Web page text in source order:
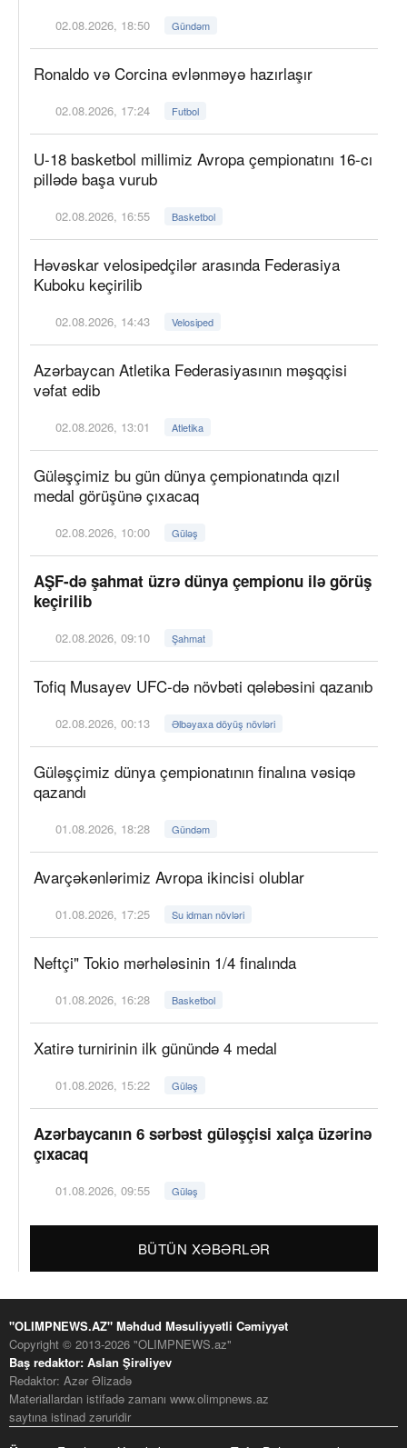
02.08.2026, 18:50 Gündəm
Ronaldo və Corcina evlənməyə hazırlaşır
02.08.2026, 17:24 Futbol
U-18 basketbol millimiz Avropa çempionatını 16-cı
pillədə başa vurub
02.08.2026, 16:55 Basketbol
Həvəskar velosipedçilər arasında Federasiya
Kuboku keçirilib
02.08.2026, 14:43 Velosiped
Azərbaycan Atletika Federasiyasının məşqçisi
vəfat edib
02.08.2026, 13:01 Atletika
Güləşçimiz bu gün dünya çempionatında qızıl
medal görüşünə çıxacaq
02.08.2026, 10:00 Güləş
AŞF-də şahmat üzrə dünya çempionu ilə görüş
keçirilib
02.08.2026, 09:10 Şahmat
Tofiq Musayev UFC-də növbəti qələbəsini qazanıb
02.08.2026, 00:13 Əlbəyaxa döyüş növləri
Güləşçimiz dünya çempionatının finalına vəsiqə
qazandı
01.08.2026, 18:28 Gündəm
Avarçəkənlərimiz Avropa ikincisi olublar
01.08.2026, 17:25 Su idman növləri
Neftçi" Tokio mərhələsinin 1/4 finalında
01.08.2026, 16:28 Basketbol
Xatirə turnirinin ilk günündə 4 medal
01.08.2026, 15:22 Güləş
Azərbaycanın 6 sərbəst güləşçisi xalça üzərinə
çıxacaq
01.08.2026, 09:55 Güləş
BÜTÜN XƏBƏRLƏR
"OLIMPNEWS.AZ" Məhdud Məsuliyyətli Cəmiyyət
Copyright © 2013-2026 "OLIMPNEWS.az"
Baş redaktor: Aslan Şirəliyev
Redaktor: Azər Əlizadə
Materiallardan istifadə zamanı www.olimpnews.az
saytına istinad zəruridir